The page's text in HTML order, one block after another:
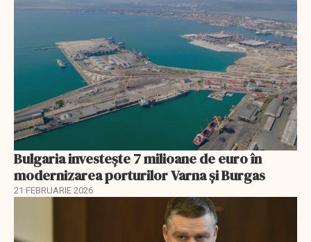
Bulgaria investește 7 milioane de euro în
modernizarea porturilor Varna și Burgas
21 FEBRUARIE 2026